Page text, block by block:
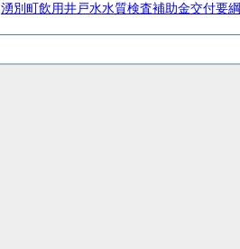
湧別町飲用井戸水水質検査補助金交付要綱